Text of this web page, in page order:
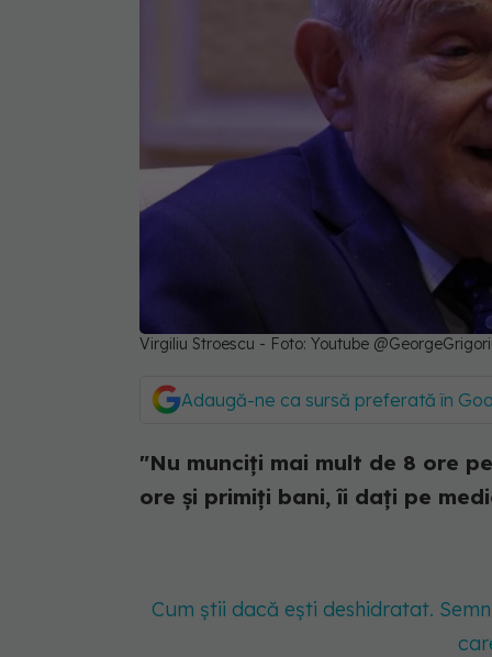
Virgiliu Stroescu - Foto: Youtube
Adaugă-ne ca sursă preferată în
"Nu munciți mai mult de 8 ore
ore și primiți bani, îi dați pe
Cum știi dacă ești deshidratat.